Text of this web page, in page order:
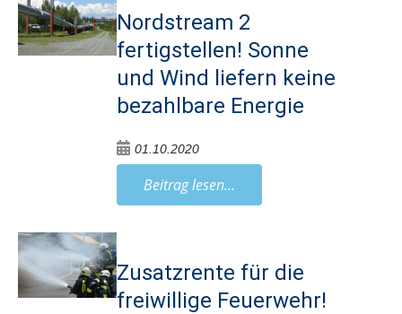
Nordstream 2
fertigstellen! Sonne
und Wind liefern keine
bezahlbare Energie
01.10.2020
Beitrag lesen...
Zusatzrente für die
freiwillige Feuerwehr!